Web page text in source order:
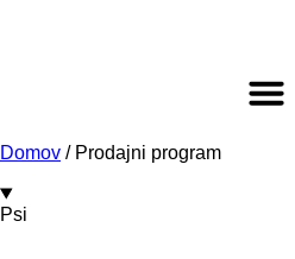
Domov / Prodajni program
Psi